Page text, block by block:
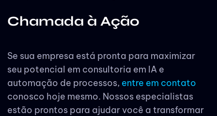
Chamada à Ação
Se sua empresa está pronta para maximizar
seu potencial em consultoria em IA e
automação de processos, entre em contato
conosco hoje mesmo. Nossos especialistas
estão prontos para ajudar você a transformar